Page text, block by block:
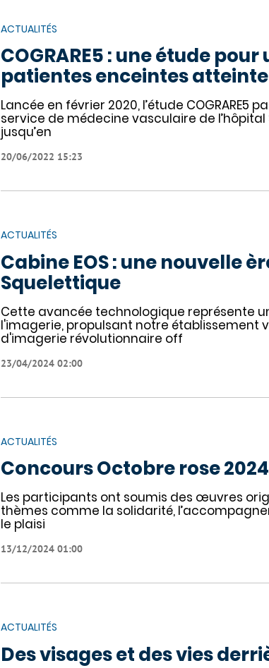
ACTUALITÉS
COGRARE5 : une étude
patientes enceintes
Lancée en février 2020, l’étude COGRARE5
service de médecine vasculaire de
jusqu’en
20/06/2022 15:23
ACTUALITÉS
Cabine EOS : une nouvelle
Squelettique
Cette avancée technologique représente
l'imagerie, propulsant notre établissement
d'imagerie révolutionnaire off
23/04/2024 02:00
ACTUALITÉS
Concours Octobre rose
Les participants ont soumis des œuvres
thèmes comme la solidarité,
le plaisi
13/12/2024 01:00
ACTUALITÉS
Des visages et des vies